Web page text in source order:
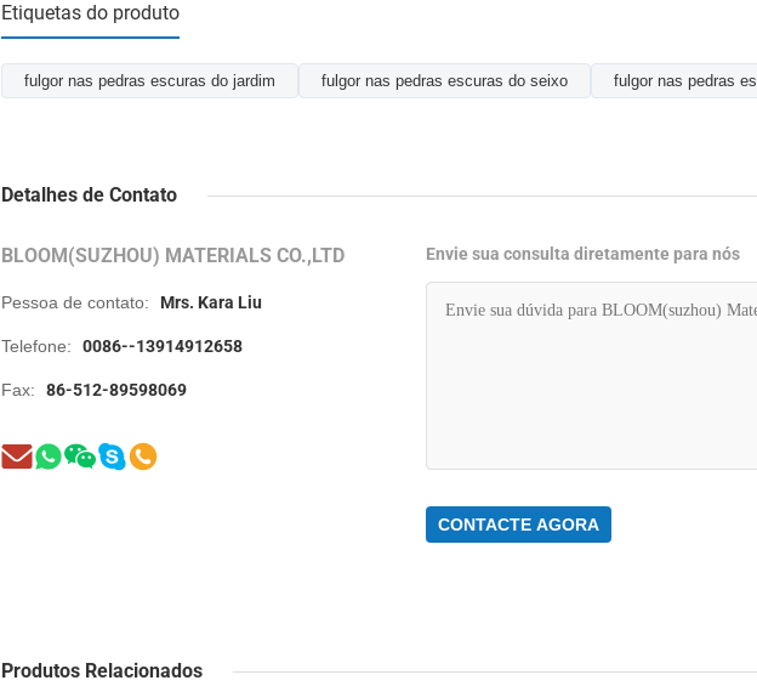
Etiquetas do produto
fulgor nas pedras escuras do jardim fulgor nas pedras escuras do seixo fulgor nas pedras
Detalhes de Contato
BLOOM(SUZHOU) MATERIALS CO.,LTD
Pessoa de contato: Mrs. Kara Liu
Telefone: 0086--13914912658
Fax: 86-512-89598069
Envie sua consulta diretamente para nós
CONTACTE AGORA
Produtos Relacionados